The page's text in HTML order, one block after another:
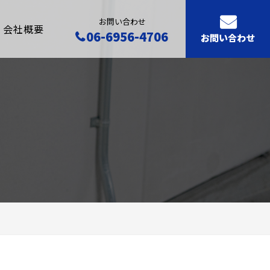
会社概要 お問い合わせ
06-6956-4706 お問い合わせ